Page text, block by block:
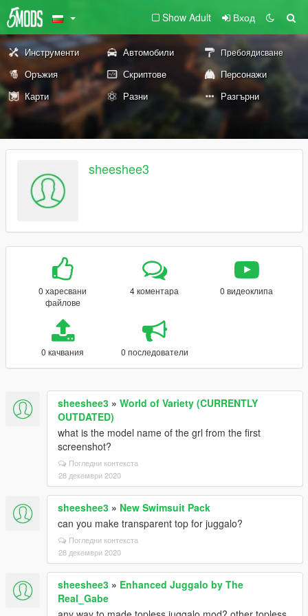
Show Adult Вход
Инструменти Автомобили Пребоядисване
Оръжия Скриптове
Персонажи
Карти
Разни Разгърни
sheeshee3
0 харесвани
файлове
4 коментара 0 видеоклипа
0 качвания 0 последователи
sheeshee3 » World of Variety (CURRENTLY
OUTDATED)
what is the model name of the grl from the first
screenshot?
Погледни контекста
28 декември 2020
sheeshee3 » New Swimsuit Pack
can you make transparent top for juggalo?
Погледни контекста
28 декември 2020
sheeshee3 » Enhanced Juggalo by The
Real_Gabe